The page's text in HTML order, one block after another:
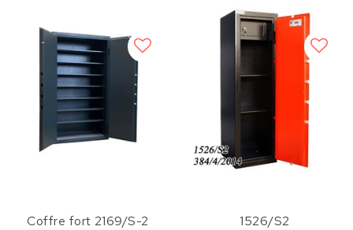
Coffre fort 2169/S-2 1526/S2